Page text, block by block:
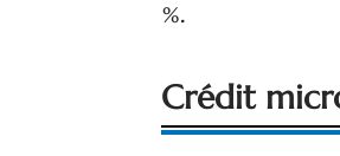
%.
Crédit